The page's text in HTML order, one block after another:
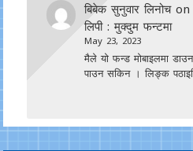
बिबेक सुनुवार लिनोच
लिपी : मुक्दुम फन्टमा
May 23, 2023
मैले यो फन्ड मोबाइलमा
पाउन सकिन । लिङ्क